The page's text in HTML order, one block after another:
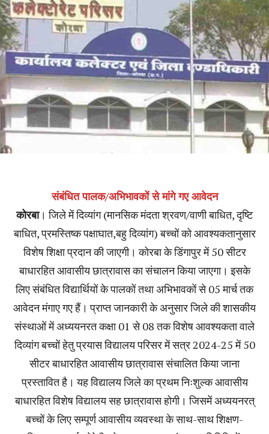
संबंधित पालक/अभिभावकों से मांगे गए आवेदन
कोरबा। जिले में दिव्यांग (मानसिक मंदता श्रवण/वाणी बाधित, दृष्टि
बाधित, प्रमस्तिष्क पक्षाघात,बहु दिव्यांग) बच्चों को आवश्यकतानुसार
विशेष शिक्षा प्रदान की जाएगी। कोरबा के डिंगापुर में 50 सीटर
बाधारहित आवासीय छात्रावास का संचालन किया जाएगा। इसके
लिए संबंधित विद्यार्थियों के पालकों तथा अभिभावकों से 05 मार्च तक
आवेदन मंगाए गए हैं। प्राप्त जानकारी के अनुसार जिले की शासकीय
संस्थाओं में अध्ययनरत कक्षा 01 से 08 तक विशेष आवश्यकता वाले
दिव्यांग बच्चों हेतु प्रयास विद्यालय परिसर में सत्र 2024-25 में 50
सीटर बाधारहित आवासीय छात्रावास संचालित किया जाना
प्रस्तावित है। यह विद्यालय जिले का प्रथम निःशुल्क आवासीय
बाधारहित विशेष विद्यालय सह छात्रावास होगी। जिसमें अध्ययनरत्
बच्चों के लिए सम्पूर्ण आवासीय व्यवस्था के साथ-साथ शिक्षण-